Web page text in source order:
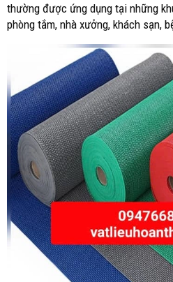
thường được ứng dụng tại những
phòng tắm, nhà xưởng, khách sạn,